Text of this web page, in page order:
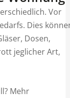
Vor
Dies
Dosen,
jeglicher Art,
Mehr